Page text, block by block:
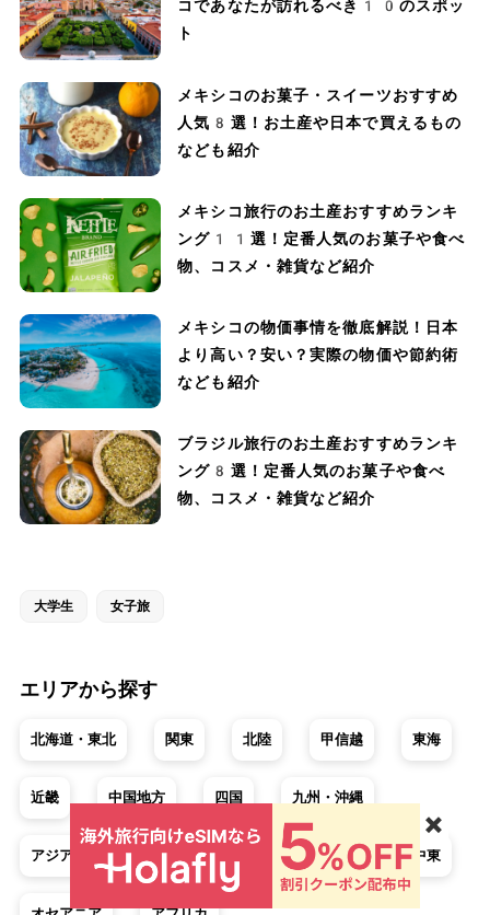
コであなたが訪れるべき10のスポッ
ト
メキシコのお菓子・スイーツおすすめ
人気8選！お土産や日本で買えるもの
なども紹介
メキシコ旅行のお土産おすすめランキ
ング11選！定番人気のお菓子や食べ
物、コスメ・雑貨など紹介
メキシコの物価事情を徹底解説！日本
より高い？安い？実際の物価や節約術
なども紹介
ブラジル旅行のお土産おすすめランキ
ング8選！定番人気のお菓子や食べ
物、コスメ・雑貨など紹介
大学生 女子旅
エリアから探す
北海道・東北 関東 北陸 甲信越 東海
近畿 中国地方 四国 九州・沖縄
アジア ヨーロッパ 中南米 中東
✖️